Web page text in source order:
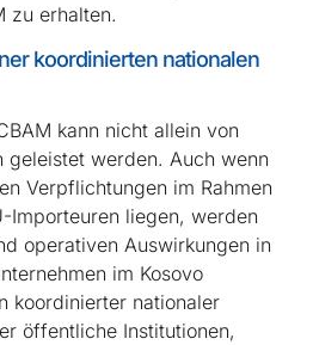
zu erhalten.
koordinierten nationalen
kann nicht allein von
geleistet werden. Auch wenn
Verpflichtungen im Rahmen
Importeuren liegen, werden
operativen Auswirkungen in
im Kosovo
koordinierter nationaler
öffentliche Institutionen,